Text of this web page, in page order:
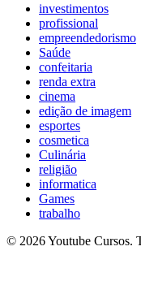
investimentos
profissional
empreendedorismo
Saúde
confeitaria
renda extra
cinema
edição de imagem
esportes
cosmetica
Culinária
religião
informatica
Games
trabalho
© 2026 Youtube Cursos.